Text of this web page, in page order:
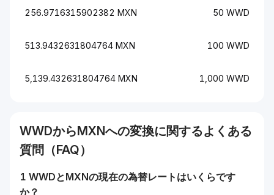
256.9716315902382 MXN 50 WWD
513.9432631804764 MXN 100 WWD
5,139.432631804764 MXN 1,000 WWD
WWDからMXNへの変換に関するよくある
質問（FAQ）
1 WWDとMXNの現在の為替レートはいくらです
か？